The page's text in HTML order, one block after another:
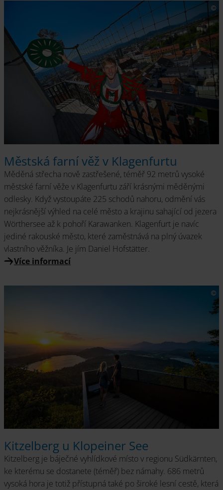
Městská farní věž v Klagenfurtu
Měděná střecha nově zastřešené, téměř 92 metrů vysoké
městské farní věže v Klagenfurtu září krásnými měděnými
odlesky. Když vystoupáte 225 schodů nahoru, odmění vás
nejkrásnější výhled na celé město a krajinu sahající od jezera
Wörthersee až k pohoří Karawanken. Klagenfurt je navíc
jediné rakouské město, které zaměstnává na plný úvazek
vlastního věžníka. Je jím Daniel Hofstätter.
Více informací
Kitzelberg u Klopeiner See
Kitzelberg je báječné vyhlídkové místo v regionu Südkärnten,
ke kterému se dostanete (téměř) bez námahy. 686 metrů
vysoká hora je totiž přístupná také po široké lesní cestě, která